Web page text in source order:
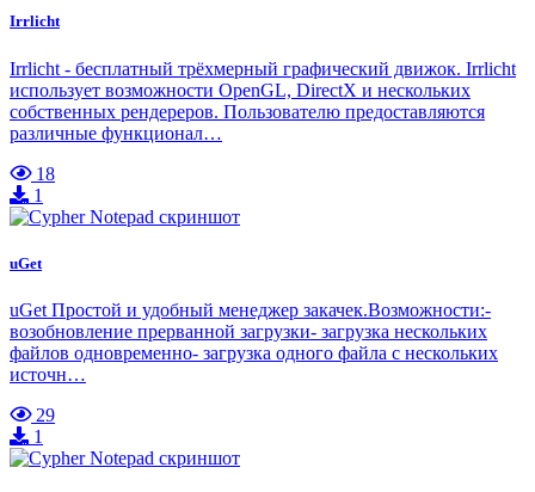
Irrlicht
Irrlicht - бесплатный трёхмерный графический движок. Irrlicht
использует возможности OpenGL, DirectX и нескольких
собственных рендереров. Пользователю предоставляются
различные функционал…
18
1
uGet
uGet Простой и удобный менеджер закачек.Возможности:-
возобновление прерванной загрузки- загрузка нескольких
файлов одновременно- загрузка одного файла с нескольких
источн…
29
1